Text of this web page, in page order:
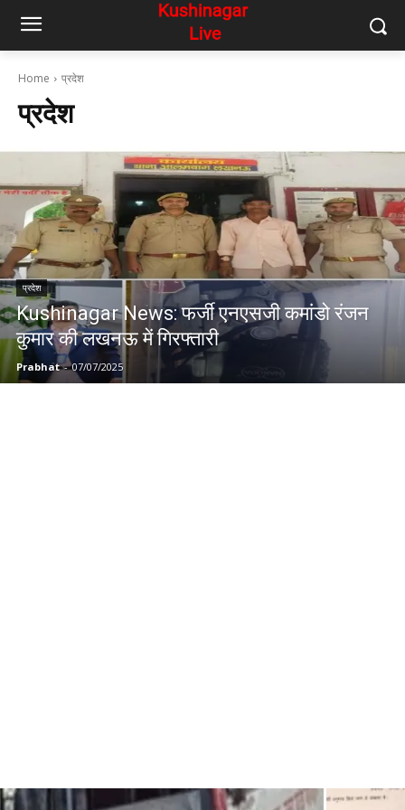
Home प्रदेश
प्रदेश
प्रदेश
Kushinagar News: फर्जी एनएसजी कमांडो रंजन
कुमार की लखनऊ में गिरफ्तारी
Prabhat - 07/07/2025